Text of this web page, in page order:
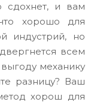
сдохнет, и вам
хорошо для
индустрий, но
всем
механику
разницу? Ваш
хорош для